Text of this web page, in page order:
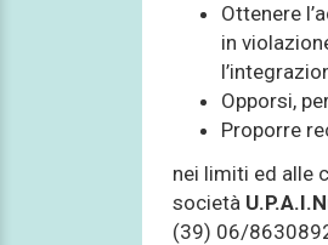
Ottenere
in
Opporsi,
Proporre
nei limiti ed alle
società
(39) 06/